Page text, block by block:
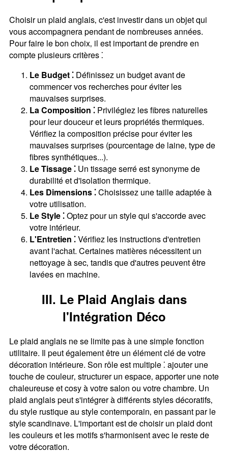
Choisir un plaid anglais‚ c'est investir dans un objet qui
vous accompagnera pendant de nombreuses années.
Pour faire le bon choix‚ il est important de prendre en
compte plusieurs critères ⁚
Le Budget ⁚Définissez un budget avant de
commencer vos recherches pour éviter les
mauvaises surprises.
La Composition ⁚Privilégiez les fibres naturelles
pour leur douceur et leurs propriétés thermiques.
Vérifiez la composition précise pour éviter les
mauvaises surprises (pourcentage de laine‚ type de
fibres synthétiques...).
Le Tissage ⁚Un tissage serré est synonyme de
durabilité et d'isolation thermique.
Les Dimensions ⁚Choisissez une taille adaptée à
votre utilisation.
Le Style ⁚Optez pour un style qui s'accorde avec
votre intérieur.
L'Entretien ⁚Vérifiez les instructions d'entretien
avant l'achat. Certaines matières nécessitent un
nettoyage à sec‚ tandis que d'autres peuvent être
lavées en machine.
III. Le Plaid Anglais dans
l'Intégration Déco
Le plaid anglais ne se limite pas à une simple fonction
utilitaire. Il peut également être un élément clé de votre
décoration intérieure. Son rôle est multiple ⁚ ajouter une
touche de couleur‚ structurer un espace‚ apporter une note
chaleureuse et cosy à votre salon ou votre chambre. Un
plaid anglais peut s'intégrer à différents styles décoratifs‚
du style rustique au style contemporain‚ en passant par le
style scandinave. L'important est de choisir un plaid dont
les couleurs et les motifs s'harmonisent avec le reste de
votre décoration.